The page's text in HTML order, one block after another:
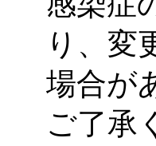
り、変
場合が
ご了承